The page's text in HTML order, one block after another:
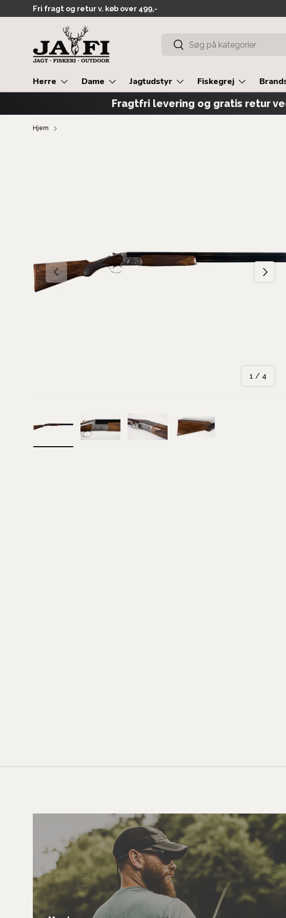
GÅ TIL INDHOLD
Fri fragt og retur v. køb over 499,-
Søg
Herre Dame Jagtudstyr Fiskegrej
Fragtfri levering og gratis retur
Hjem
TIDLIGERE
1 / af
4
NÆSTE